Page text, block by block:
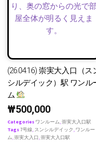
(26.04.16) 崇実大入口（ス
シルデイック）駅 ワンル
ム
₩500,000
Categories ワンルーム,崇実大入口駅
Tags7号線, スンシルデイック , ワンルー
ム,崇実大入口,崇実大入口駅